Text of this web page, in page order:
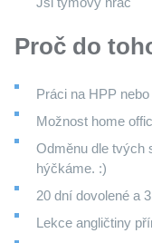
Proč do
Práci na HPP
Možnost home
Odměnu dle tvých
hýčkáme. :)
20 dní dovolené a
Lekce angličtiny